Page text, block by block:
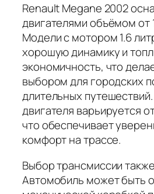
Renault Megane 2002
двигателями объёмом от
Модели с мотором 1.6
хорошую динамику и
экономичность, что
выбором для городских
длительных
двигателя варьируется
что обеспечивает
комфорт на трассе.
Выбор трансмиссии
Автомобиль может быть